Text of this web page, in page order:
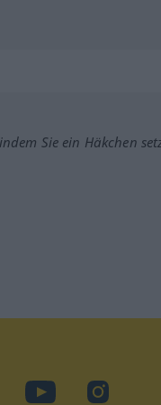
Sie ein Häkchen
YouTubeInstagram